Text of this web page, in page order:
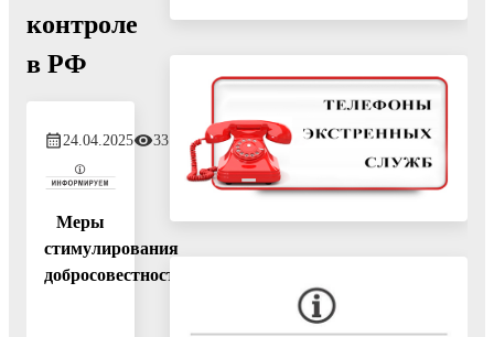
контроле
в РФ
24.04.2025 331
Меры
стимулирования
добросовестности